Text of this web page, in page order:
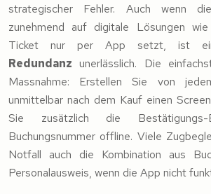
strategischer Fehler. Auch wenn
zunehmend auf digitale Lösungen
Ticket nur per App setzt, ist
Redundanz unerlässlich. Die
Massnahme: Erstellen Sie von
unmittelbar nach dem Kauf einen
Sie zusätzlich die
Buchungsnummer offline. Viele
Notfall auch die Kombination aus
Personalausweis, wenn die App nicht